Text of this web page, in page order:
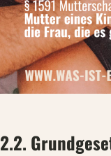
2.2.